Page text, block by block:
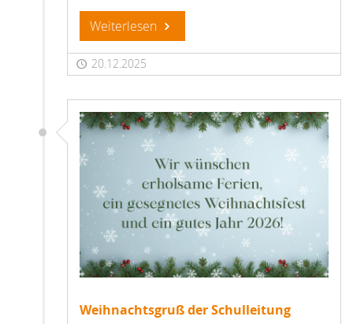
Weiterlesen
20.12.2025
Weihnachtsgruß der Schulleitung